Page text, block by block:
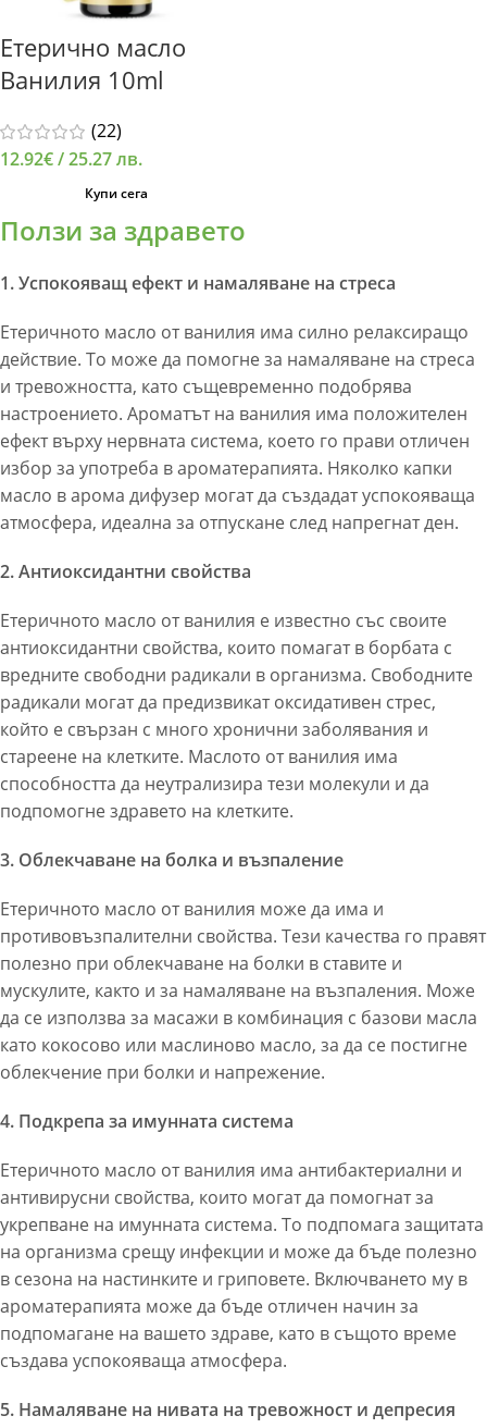
Етерично масло
Ванилия 10ml
(22)
12.92€/ 25.27 лв.
Купи сега
Ползи за здравето
1. Успокояващ ефект и намаляване на стреса
Етеричното масло от ванилия има силно релаксиращо
действие. То може да помогне за намаляване на стреса
и тревожността, като същевременно подобрява
настроението. Ароматът на ванилия има положителен
ефект върху нервната система, което го прави отличен
избор за употреба в ароматерапията. Няколко капки
масло в арома дифузер могат да създадат успокояваща
атмосфера, идеална за отпускане след напрегнат ден.
2. Антиоксидантни свойства
Етеричното масло от ванилия е известно със своите
антиоксидантни свойства, които помагат в борбата с
вредните свободни радикали в организма. Свободните
радикали могат да предизвикат оксидативен стрес,
който е свързан с много хронични заболявания и
стареене на клетките. Маслото от ванилия има
способността да неутрализира тези молекули и да
подпомогне здравето на клетките.
3. Облекчаване на болка и възпаление
Етеричното масло от ванилия може да има и
противовъзпалителни свойства. Тези качества го правят
полезно при облекчаване на болки в ставите и
мускулите, както и за намаляване на възпаления. Може
да се използва за масажи в комбинация с базови масла
като кокосово или маслиново масло, за да се постигне
облекчение при болки и напрежение.
4. Подкрепа за имунната система
Етеричното масло от ванилия има антибактериални и
антивирусни свойства, които могат да помогнат за
укрепване на имунната система. То подпомага защитата
на организма срещу инфекции и може да бъде полезно
в сезона на настинките и гриповете. Включването му в
ароматерапията може да бъде отличен начин за
подпомагане на вашето здраве, като в същото време
създава успокояваща атмосфера.
5. Намаляване на нивата на тревожност и депресия